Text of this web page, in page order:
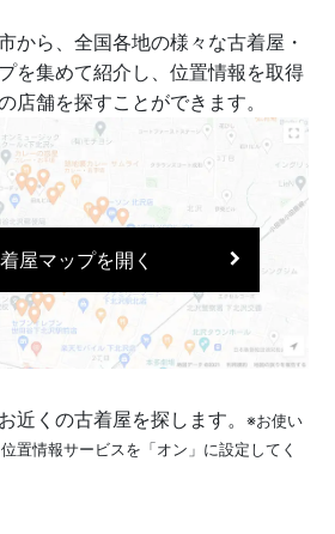
から、全国各地の様々な古着屋・
を集めて紹介し、位置情報を取得
店舗を探すことができます。
屋マップを開く
近くの古着屋を探します。※お使い
置情報サービスを「オン」に設定してく